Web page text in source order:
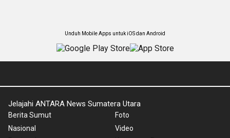
Unduh Mobile Apps untuk iOS dan Android
Jelajahi ANTARA News Sumatera Utara
Berita Sumut
Nasional
Foto
Video